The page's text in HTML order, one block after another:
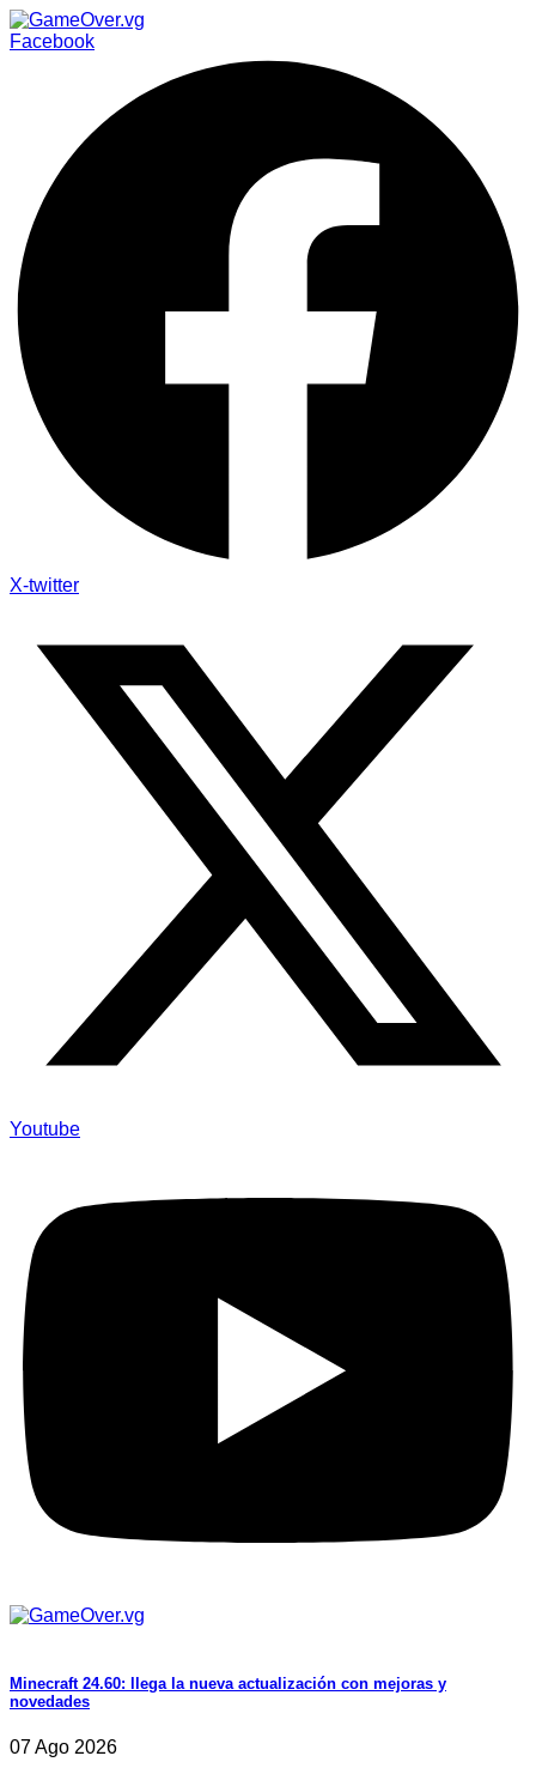
Facebook
X-twitter
Youtube
Minecraft 24.60: llega la nueva actualización con mejoras y
novedades
07 Ago 2026